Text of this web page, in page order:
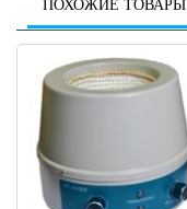
ПОХОЖИЕ ТОВАРЫ